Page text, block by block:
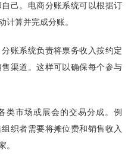
己。电商分账系统可以根据订
计算并完成分账。
账系统负责将票务收入按约定
渠道。这样可以确保每个参与
类市场或展会的交易分成。例
织者需要将摊位费和销售收入
。